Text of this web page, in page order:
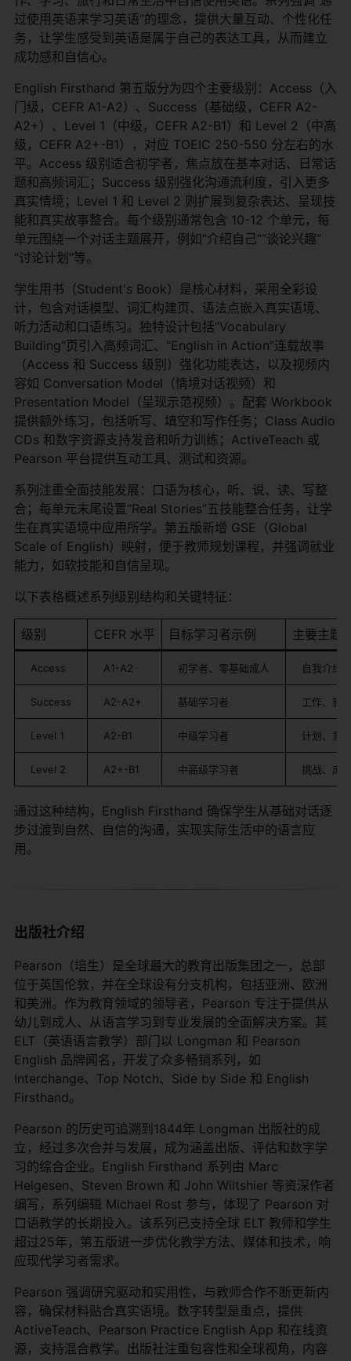
过使用英语来学习英语”的理念，提供大量互动、个性化任
务，让学生感受到英语是属于自己的表达工具，从而建立
成功感和自信心。
English Firsthand 第五版分为四个主要级别：Access（入
门级，CEFR A1-A2）、Success（基础级，CEFR A2-
A2+）、Level 1（中级，CEFR A2-B1）和 Level 2（中高
级，CEFR A2+-B1），对应 TOEIC 250-550 分左右的水
平。Access 级别适合初学者，焦点放在基本对话、日常话
题和高频词汇；Success 级别强化沟通流利度，引入更多
真实情境；Level 1 和 Level 2 则扩展到复杂表达、呈现技
能和真实故事整合。每个级别通常包含 10-12 个单元，每
单元围绕一个对话主题展开，例如“介绍自己”“谈论兴趣”
“讨论计划”等。
学生用书（Student's Book）是核心材料，采用全彩设
计，包含对话模型、词汇构建页、语法点嵌入真实语境、
听力活动和口语练习。独特设计包括“Vocabulary
Building”页引入高频词汇、“English in Action”连载故事
（Access 和 Success 级别）强化功能表达，以及视频内
容如 Conversation Model（情境对话视频）和
Presentation Model（呈现示范视频）。配套 Workbook
提供额外练习，包括听写、填空和写作任务；Class Audio
CDs 和数字资源支持发音和听力训练；ActiveTeach 或
Pearson 平台提供互动工具、测试和资源。
系列注重全面技能发展：口语为核心，听、说、读、写整
合；每单元末尾设置“Real Stories”五技能整合任务，让学
生在真实语境中应用所学。第五版新增 GSE（Global
Scale of English）映射，便于教师规划课程，并强调就业
能力，如软技能和自信呈现。
以下表格概述系列级别结构和关键特征：
级别 CEFR 水平 目标学习者示例 主要主题
Access A1-A2 初学者、零基础成人 自我介绍
Success A2-A2+ 基础学习者 工作、旅
Level 1 A2-B1 中级学习者 计划、意
Level 2 A2+-B1 中高级学习者 挑战、成
通过这种结构，English Firsthand 确保学生从基础对话逐
步过渡到自然、自信的沟通，实现实际生活中的语言应
用。
出版社介绍
Pearson（培生）是全球最大的教育出版集团之一，总部
位于英国伦敦，并在全球设有分支机构，包括亚洲、欧洲
和美洲。作为教育领域的领导者，Pearson 专注于提供从
幼儿到成人、从语言学习到专业发展的全面解决方案。其
ELT（英语语言教学）部门以 Longman 和 Pearson
English 品牌闻名，开发了众多畅销系列，如
Interchange、Top Notch、Side by Side 和 English
Firsthand。
Pearson 的历史可追溯到1844年 Longman 出版社的成
立，经过多次合并与发展，成为涵盖出版、评估和数字学
习的综合企业。English Firsthand 系列由 Marc
Helgesen、Steven Brown 和 John Wiltshier 等资深作者
编写，系列编辑 Michael Rost 参与，体现了 Pearson 对
口语教学的长期投入。该系列已支持全球 ELT 教师和学生
超过25年，第五版进一步优化教学方法、媒体和技术，响
应现代学习者需求。
Pearson 强调研究驱动和实用性，与教师合作不断更新内
容，确保材料贴合真实语境。数字转型是重点，提供
ActiveTeach、Pearson Practice English App 和在线资
源，支持混合教学。出版社注重包容性和全球视角，内容